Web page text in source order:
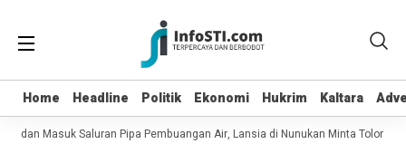
Home Headline Politik Ekonomi Hukrim Kaltara
Home Headline Politik Ekonomi Hukrim Kaltara
dan Masuk Saluran Pipa Pembuangan Air, Lansia di Nunukan Minta Tolong